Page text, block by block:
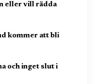
eller vill rädda
kommer att bli
och inget slut i